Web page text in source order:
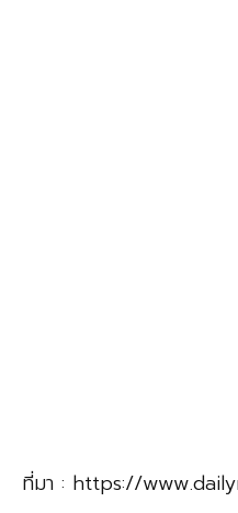
ที่มา : https://